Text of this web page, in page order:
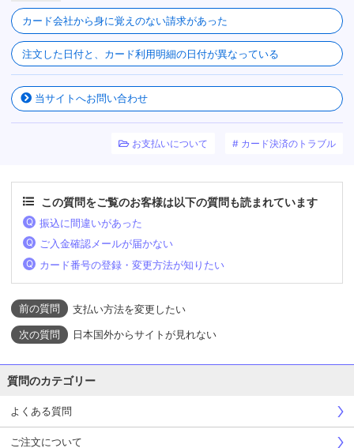
カード会社から身に覚えのない請求があった
注文した日付と、カード利用明細の日付が異なっている
当サイトへお問い合わせ
お支払いについて カード決済のトラブル
この質問をご覧のお客様は以下の質問も読まれています
振込に間違いがあった
ご入金確認メールが届かない
カード番号の登録・変更方法が知りたい
支払い方法を変更したい
日本国外からサイトが見れない
質問のカテゴリー
よくある質問
ご注文について